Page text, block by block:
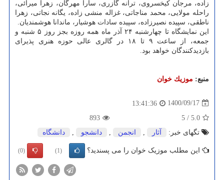
زاده، مرجان کیخسروی، ترانه گازری، سارا مهرگان، زهرا میرائی،
راحله مولایی، محمد مناجاتی، غزاله منشی زاده، یگانه نجاتی، زهرا
ناطقی، سپیده نصیرزاده، سپیده سادات هوشیار، ماندانا هوشمندیان.
این نمایشگاه تا چهارشنبه ۲۴ آذر ماه همه روزه بجز روز ۵ شنبه و
جمعه، از ساعت ۹ تا ۱۸ در گالری عالی حوزه هنری پذیرای
بازدیدکنندگان خواهد بود.
منبع: موزیك خوان
1400/09/17
13:41:36
5.0
/
5
893
تگهای خبر:
آثار انجمن دانشجو دانشگاه
این مطلب موزیک خوان را می پسندید؟ (1)
(0)